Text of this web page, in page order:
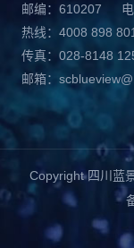
邮编：610207
热线：4008 898 801
传真：028-8148
邮箱：
Copyright 四川蓝